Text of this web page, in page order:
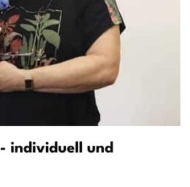
individuell und